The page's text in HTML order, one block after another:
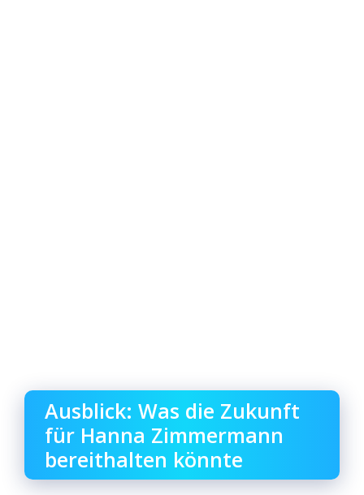
Ausblick: Was die Zukunft
für Hanna Zimmermann
bereithalten könnte